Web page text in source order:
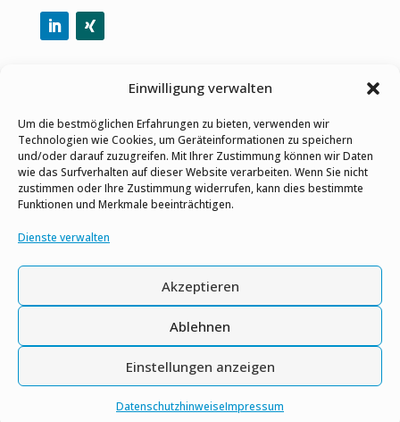
Einwilligung verwalten
Um die bestmöglichen Erfahrungen zu bieten, verwenden wir
Technologien wie Cookies, um Geräteinformationen zu speichern
und/oder darauf zuzugreifen. Mit Ihrer Zustimmung können wir Daten
wie das Surfverhalten auf dieser Website verarbeiten. Wenn Sie nicht
zustimmen oder Ihre Zustimmung widerrufen, kann dies bestimmte
Funktionen und Merkmale beeinträchtigen.
Dienste verwalten
Akzeptieren
Ablehnen
Einstellungen anzeigen
DatenschutzhinweiseImpressum
Datenschutz-Bestimmungen
Gleichstellungshinweis